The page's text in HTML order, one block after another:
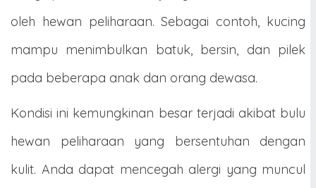
oleh hewan peliharaan. Sebagai contoh, kucing
mampu menimbulkan batuk, bersin, dan pilek
pada beberapa anak dan orang dewasa.
Kondisi ini kemungkinan besar terjadi akibat bulu
hewan peliharaan yang bersentuhan dengan
kulit. Anda dapat mencegah alergi yang muncul